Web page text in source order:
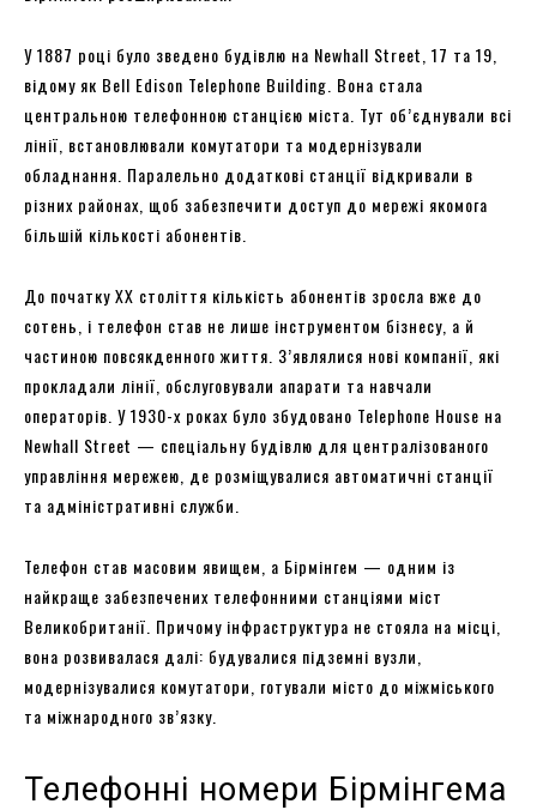
У 1887 році було зведено будівлю на Newhall Street, 17 та 19,
відому як Bell Edison Telephone Building. Вона стала
центральною телефонною станцією міста. Тут об’єднували всі
лінії, встановлювали комутатори та модернізували
обладнання. Паралельно додаткові станції відкривали в
різних районах, щоб забезпечити доступ до мережі якомога
більшій кількості абонентів.
До початку XX століття кількість абонентів зросла вже до
сотень, і телефон став не лише інструментом бізнесу, а й
частиною повсякденного життя. З’являлися нові компанії, які
прокладали лінії, обслуговували апарати та навчали
операторів. У 1930-х роках було збудовано Telephone House на
Newhall Street — спеціальну будівлю для централізованого
управління мережею, де розміщувалися автоматичні станції
та адміністративні служби.
Телефон став масовим явищем, а Бірмінгем — одним із
найкраще забезпечених телефонними станціями міст
Великобританії. Причому інфраструктура не стояла на місці,
вона розвивалася далі: будувалися підземні вузли,
модернізувалися комутатори, готували місто до міжміського
та міжнародного зв’язку.
Телефонні номери Бірмінгема